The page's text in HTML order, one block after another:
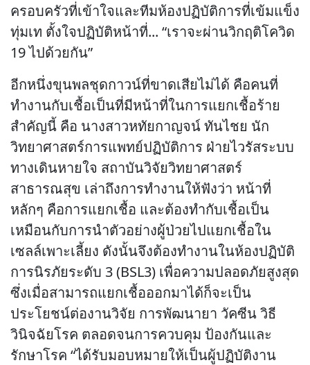
ครอบครัวที่เข้าใจและทีมห้องปฏิบัติการที่เข้มแข็ง
ทุ่มเท ตั้งใจปฏิบัติหน้าที่... “เราจะผ่านวิกฤติโควิด
19 ไปด้วยกัน”
อีกหนึ่งขุนพลชุดกาวน์ที่ขาดเสียไม่ได้ คือคนที่
ทำงานกับเชื้อเป็นที่มีหน้าที่ในการแยกเชื้อร้าย
สำคัญนี้ คือ นางสาวหทัยกาญจน์ ทันไชย นัก
วิทยาศาสตร์การแพทย์ปฏิบัติการ ฝ่ายไวรัสระบบ
ทางเดินหายใจ สถาบันวิจัยวิทยาศาสตร์
สาธารณสุข เล่าถึงการทำงานให้ฟังว่า หน้าที่
หลักๆ คือการแยกเชื้อ และต้องทำกับเชื้อเป็น
เหมือนกับการนำตัวอย่างผู้ป่วยไปแยกเชื้อใน
เซลล์เพาะเลี้ยง ดังนั้นจึงต้องทำงานในห้องปฏิบัติ
การนิรภัยระดับ 3 (BSL3) เพื่อความปลอดภัยสูงสุด
ซึ่งเมื่อสามารถแยกเชื้อออกมาได้ก็จะเป็น
ประโยชน์ต่องานวิจัย การพัฒนายา วัคซีน วิธี
วินิจฉัยโรค ตลอดจนการควบคุม ป้องกันและ
รักษาโรค “ได้รับมอบหมายให้เป็นผู้ปฏิบัติงาน